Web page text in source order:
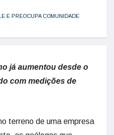
E PREOCUPA COMUNIDADE
já aumentou desde o
com medições de
terreno de uma empresa